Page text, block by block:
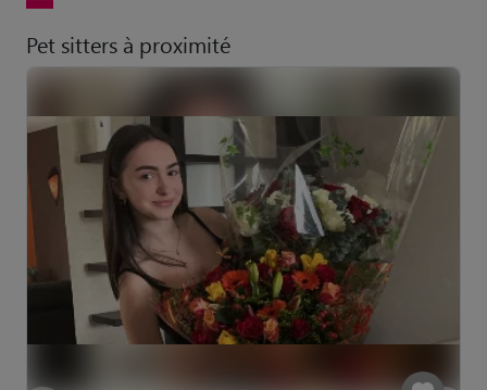
Pet sitters à proximité